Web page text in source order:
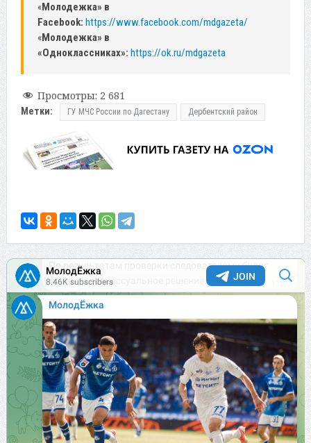
«Молодежка» в
Facebook: https://www.facebook.com/mdgazeta/
«Молодежка» в
«Одноклассниках»: https://ok.ru/mdgazeta
Просмотры: 2 681
Метки: ГУ МЧС России по Дагестану Дербентский район